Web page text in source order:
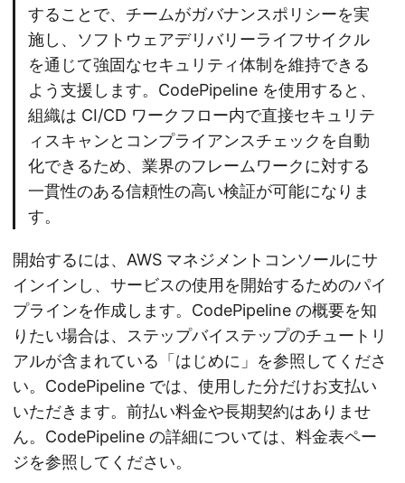
することで、チームがガバナンスポリシーを実
施し、ソフトウェアデリバリーライフサイクル
を通じて強固なセキュリティ体制を維持できる
よう支援します。CodePipeline を使用すると、
組織は CI/CD ワークフロー内で直接セキュリテ
ィスキャンとコンプライアンスチェックを自動
化できるため、業界のフレームワークに対する
一貫性のある信頼性の高い検証が可能になりま
す。
開始するには、AWS マネジメントコンソールにサ
インインし、サービスの使用を開始するためのパイ
プラインを作成します。CodePipeline の概要を知
りたい場合は、ステップバイステップのチュートリ
アルが含まれている「はじめに」を参照してくださ
い。CodePipeline では、使用した分だけお支払い
いただきます。前払い料金や長期契約はありませ
ん。CodePipeline の詳細については、料金表ペー
ジを参照してください。